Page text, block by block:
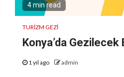
4 min read
TURIZM GEZI
Konya’da Gezilecek
1 yıl ago admin